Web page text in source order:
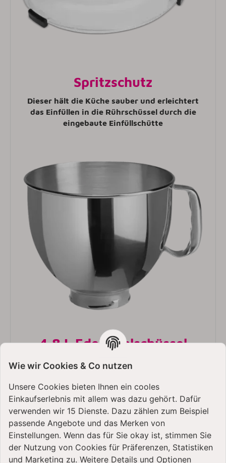
Spritzschutz
Dieser hält die Küche sauber und erleichtert
das Einfüllen in die Rührschüssel durch die
eingebaute Einfüllschütte
4,8 L Edelstahlschüssel
Eine 4,8-Liter Edelstahl-Rührschüssel mit
Wie wir Cookies & Co nutzen
Unsere Cookies bieten Ihnen ein cooles
Einkaufserlebnis mit allem was dazu gehört. Dafür
verwenden wir 15 Dienste. Dazu zählen zum Beispiel
passende Angebote und das Merken von
Einstellungen. Wenn das für Sie okay ist, stimmen Sie
der Nutzung von Cookies für Präferenzen, Statistiken
und Marketing zu. Weitere Details und Optionen